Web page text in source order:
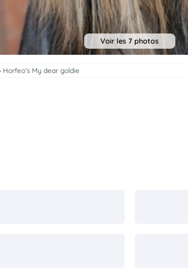
Voir les 7 photos
Horfeo's My dear goldie